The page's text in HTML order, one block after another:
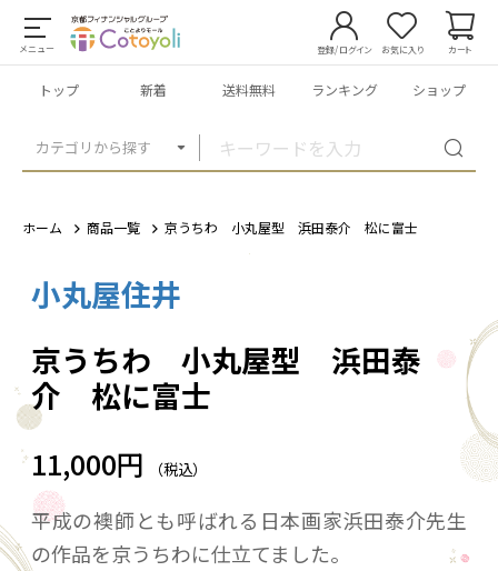
メニュー
カテゴリから探す
登録/ログイン お気に入り カート
トップ 新着 送料無料 ランキング ショップ
ホーム 商品一覧 京うちわ 小丸屋型 浜田泰介 松に富士
小丸屋住井
京うちわ 小丸屋型 浜田泰
介 松に富士
11,000円 （税込）
平成の襖師とも呼ばれる日本画家浜田泰介先生
の作品を京うちわに仕立てました。